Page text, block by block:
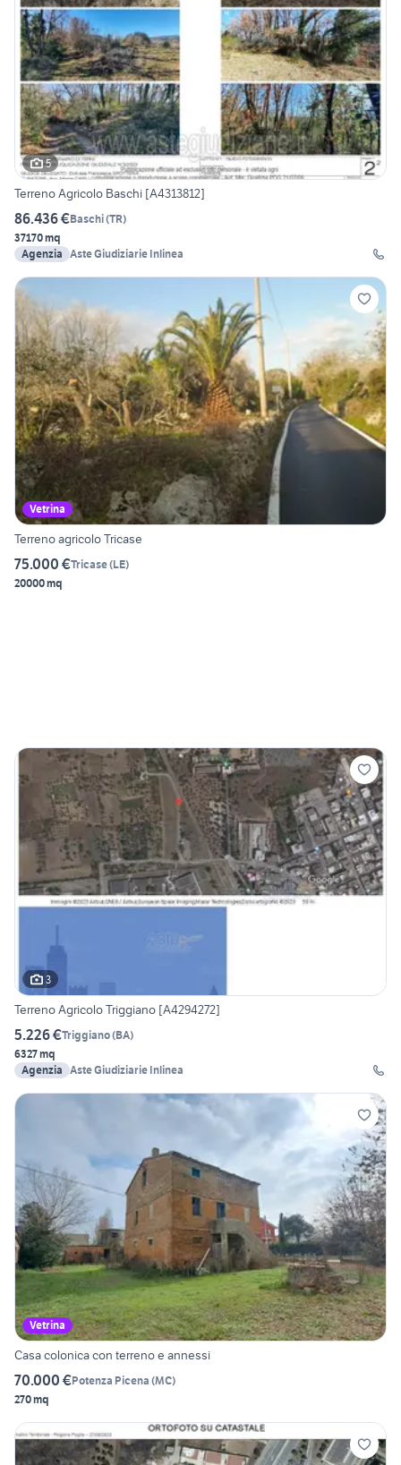
5
Terreno Agricolo Baschi [A4313812]
86.436 €Baschi(TR)
37170 mq
Agenzia Aste Giudiziarie Inlinea
Vetrina
Terreno agricolo Tricase
75.000 €Tricase(LE)
20000 mq
3
Terreno Agricolo Triggiano [A4294272]
5.226 €Triggiano(BA)
6327 mq
Agenzia Aste Giudiziarie Inlinea
Vetrina
Casa colonica con terreno e annessi
70.000 €Potenza Picena (MC)
270 mq